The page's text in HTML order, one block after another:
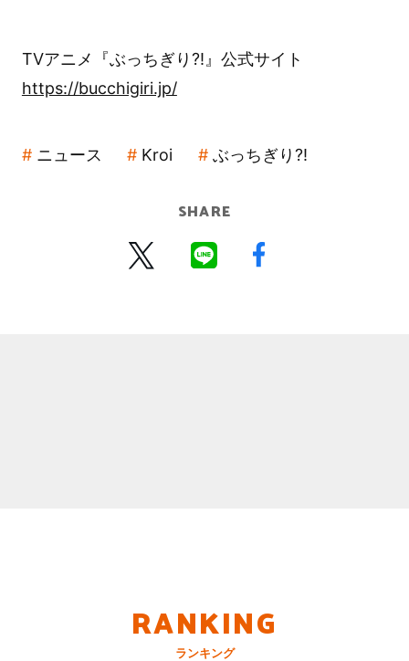
TVアニメ『ぶっちぎり?!』公式サイト
https://bucchigiri.jp/
ニュース Kroi ぶっちぎり?!
SHARE
RANKING
ランキング